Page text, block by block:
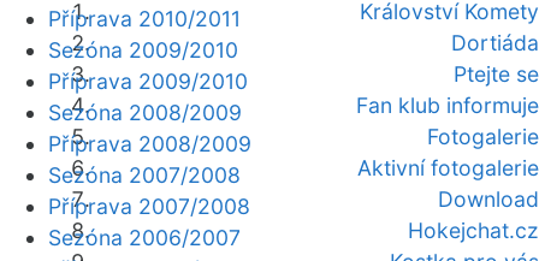
Království Komety
Dortiáda
Ptejte se
Fan klub informuje
Fotogalerie
Aktivní fotogalerie
Download
Hokejchat.cz
Příprava 2010/2011
Sezóna 2009/2010
Příprava 2009/2010
Sezóna 2008/2009
Příprava 2008/2009
Sezóna 2007/2008
Příprava 2007/2008
Sezóna 2006/2007